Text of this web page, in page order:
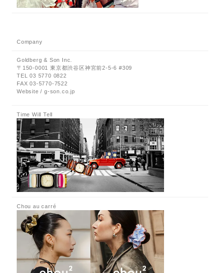
Company
Goldberg & Son Inc.
〒150-0001 東京都渋谷区神宮前2-5-6 #309
TEL 03 5770 0822
FAX 03-5770-7522
Website / g-son.co.jp
Time Will Tell
Chou au carré